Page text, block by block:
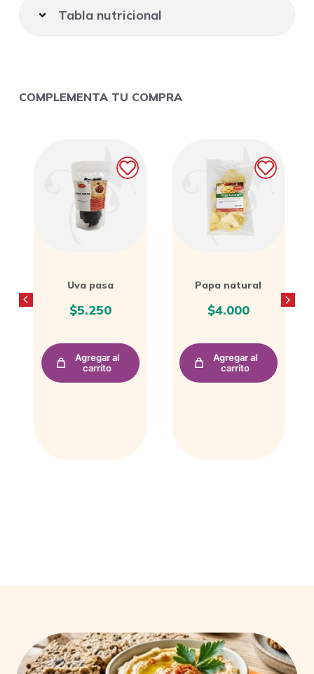
Tabla nutricional
COMPLEMENTA TU COMPRA
Uva pasa
$5.250
Agregar al
carrito
Papa natural
$4.000
Agregar al
carrito